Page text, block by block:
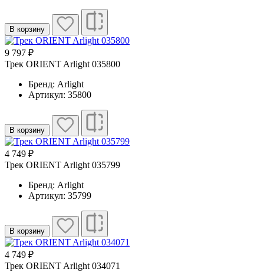
В корзину
9 797 ₽
Трек ORIENT Arlight 035800
Бренд: Arlight
Артикул: 35800
В корзину
4 749 ₽
Трек ORIENT Arlight 035799
Бренд: Arlight
Артикул: 35799
В корзину
4 749 ₽
Трек ORIENT Arlight 034071